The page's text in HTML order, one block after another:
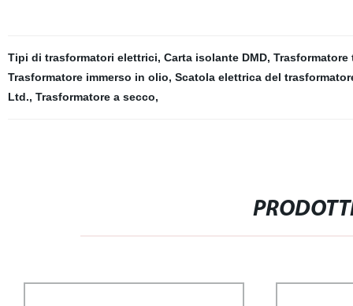
Tipi di trasformatori elettrici, Carta isolante DMD, Trasformatore
Trasformatore immerso in olio, Scatola elettrica del
Ltd., Trasformatore a secco,